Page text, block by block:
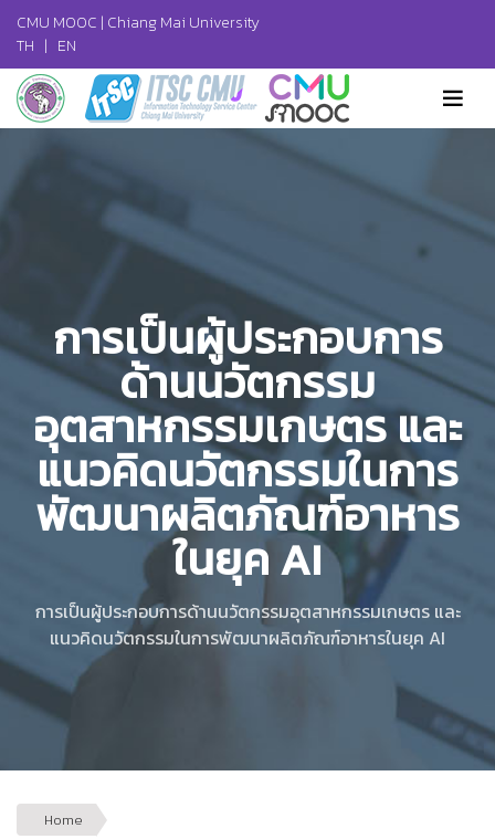
CMU MOOC | Chiang Mai University
TH | EN
การเป็นผู้ประกอบการ
ด้านนวัตกรรม
อุตสาหกรรมเกษตร และ
แนวคิดนวัตกรรมในการ
พัฒนาผลิตภัณฑ์อาหาร
ในยุค AI
การเป็นผู้ประกอบการด้านนวัตกรรมอุตสาหกรรมเกษตร และ
แนวคิดนวัตกรรมในการพัฒนาผลิตภัณฑ์อาหารในยุค AI
Home